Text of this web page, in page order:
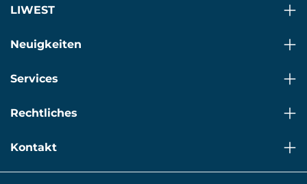
LIWEST
Neuigkeiten
Services
Rechtliches
Kontakt